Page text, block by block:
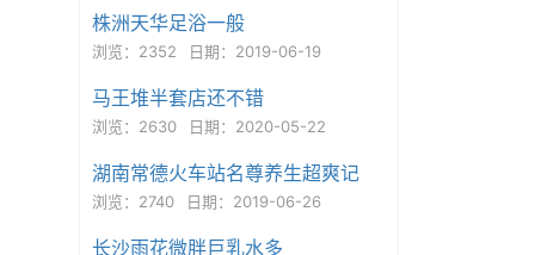
株洲天华足浴一般
浏览：2352 日期：2019-06-19
马王堆半套店还不错
浏览：2630 日期：2020-05-22
湖南常德火车站名尊养生超爽记
浏览：2740 日期：2019-06-26
长沙雨花微胖巨乳水多